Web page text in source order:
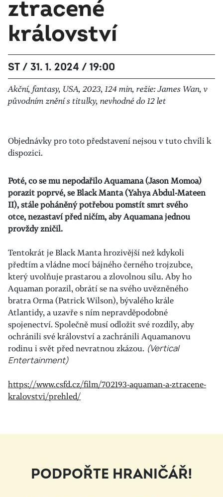
ztracené
království
ST / 31. 1. 2024 / 19:00
Akční, fantasy, USA, 2023, 124 min, režie: James Wan, v
původním znění s titulky, nevhodné do 12 let
Objednávky pro toto představení nejsou v tuto chvíli k
dispozici.
Poté, co se mu nepodařilo Aquamana (Jason Momoa)
porazit poprvé, se Black Manta (Yahya Abdul-Mateen
II), stále poháněný potřebou pomstít smrt svého
otce, nezastaví před ničím, aby Aquamana jednou
provždy zničil.
Tentokrát je Black Manta hrozivější než kdykoli
předtím a vládne mocí bájného černého trojzubce,
který uvolňuje prastarou a zlovolnou sílu. Aby ho
Aquaman porazil, obrátí se na svého uvězněného
bratra Orma (Patrick Wilson), bývalého krále
Atlantidy, a uzavře s ním nepravděpodobné
spojenectví. Společně musí odložit své rozdíly, aby
ochránili své království a zachránili Aquamanovu
rodinu i svět před nevratnou zkázou. (Vertical
Entertainment)
https://www.csfd.cz/film/702193-aquaman-a-ztracene-
kralovstvi/prehled/
PODPOŘTE HRANIČÁŘ!